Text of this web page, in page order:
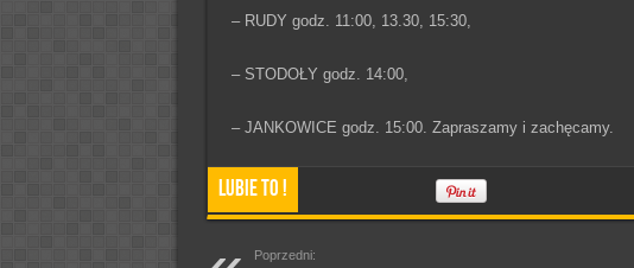
– RUDY godz. 11:00, 13.30, 15:30,
– STODOŁY godz. 14:00,
– JANKOWICE godz. 15:00. Zapraszamy i zachęcamy.
Lubie To !
Poprzedni: